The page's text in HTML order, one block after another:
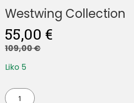
Westwing Collection
55,00 €
109,00€
Liko 5